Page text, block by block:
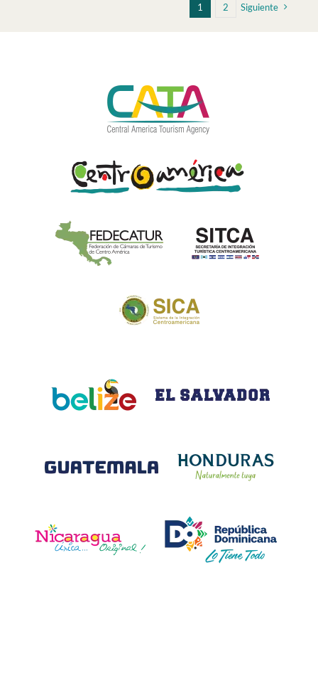
1 2 Siguiente